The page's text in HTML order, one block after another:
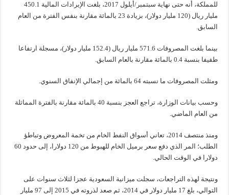
للمملكة، أنه حتى نهاية سبتمبر/أيلول 2017، بلغت الإيرادات المالية 450.1
مليار ريال (120 مليار دولار)، بزيادة 23 بالمائة مقارنة بنفس الفترة من العام
السابق.
بينما بلغت المصروفات 571.6 مليار ريال (152.4 مليار دولار)، مسجلة ارتفاعا
طفيفا بنسبة 0.4 بالمائة مقارنة بالعام السابق.
ومثلت المصروفات ما نسبته 64 بالمائة من إجمالي الإنفاق السنوي.
وحسب بيانات الوزارة، تراجع العجز بنسبة 40 بالمائة مقارنة بالفترة المماثلة
من العام الماضي.
ومنذ منتصف 2014، تعاني أسواق النفط الخام من تخمة المعروض وتباطؤ
الطلب؛ المر الذي دفع سعر برميل الخام للهبوط من 120 دولارا، إلى حدود 60
دولارا في الوقت الحالي.
ونتيجة لهذه التراجعات، سجلت ميزانية السعودية عجزا لثلاث سنوات على
التوالي، بلغ 17 مليار دولار في 2014، ثم صعد لذروته في 2015 إلى 97 مليار